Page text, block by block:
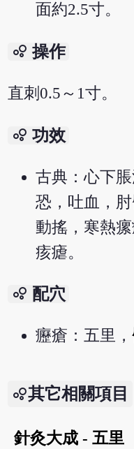
面約2.5寸。
bubble_chart 操作
直刺0.5～1寸。
bubble_chart 功效
古典：心下
恐，吐血，
動搖，寒熱
痎瘧。
bubble_chart 配穴
癧瘡：五里，
其它相關項目
針灸大成 - 五里